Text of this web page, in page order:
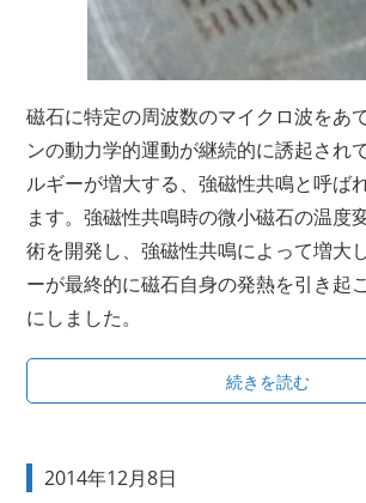
磁石に特定の周波数のマイクロ波をあ
ンの動力学的運動が継続的に誘起され
ルギーが増大する、強磁性共鳴と呼ば
ます。強磁性共鳴時の微小磁石の温度
術を開発し、強磁性共鳴によって増大
ーが最終的に磁石自身の発熱を引き起
にしました。
続きを読む
2014年12月8日